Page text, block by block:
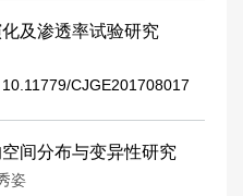
及渗透率试验研究
10.11779/CJGE201708017
间分布与变异性研究
姿